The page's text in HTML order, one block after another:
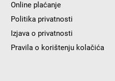
Online plaćanje
Politika privatnosti
Izjava o privatnosti
Pravila o korištenju kolačića